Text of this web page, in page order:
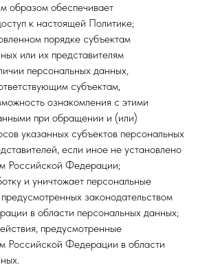
образом обеспечивает
к настоящей Политике;
порядке субъектам
или их представителям
персональных данных,
субъектам,
ознакомления с этими
при обращении и (или)
указанных субъектов персональных
если иное не установлено
Российской Федерации;
и уничтожает персональные
законодательством
в области персональных данных;
предусмотренные
Российской Федерации в области